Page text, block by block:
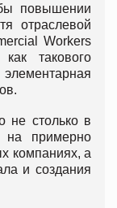
повышении
отраслевой
Workers
такового
не столько в
на примерно
компаниях, а
и создания